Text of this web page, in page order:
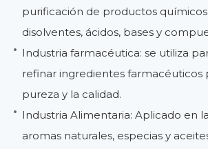
purificación de productos
disolventes, ácidos, bases y
Industria farmacéutica: se utiliza
refinar ingredientes farmacéuticos
pureza y la calidad.
Industria Alimentaria: Aplicado en
aromas naturales, especias y